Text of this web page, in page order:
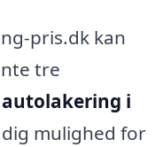
pris.dk kan
tre
autolakering i
mulighed for